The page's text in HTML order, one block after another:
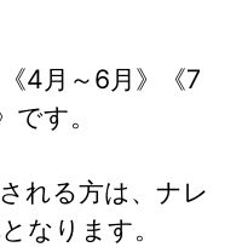
4月～6月》《7
です。
れる方は、ナレ
なります。